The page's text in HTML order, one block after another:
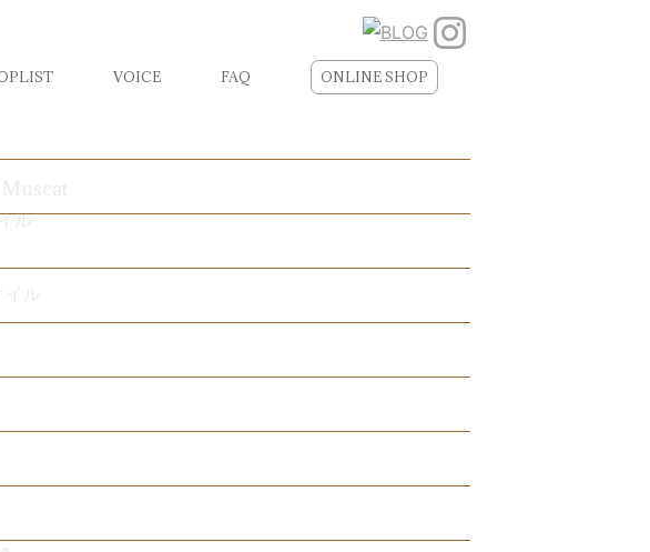
VOICE FAQ ONLINE SHOP
ル